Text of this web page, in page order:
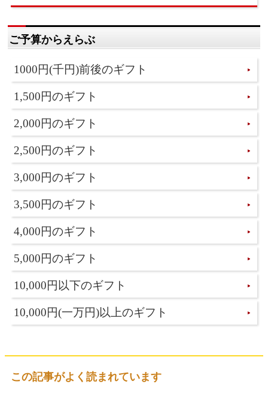
ご予算からえらぶ
1000円(千円)前後のギフト
1,500円のギフト
2,000円のギフト
2,500円のギフト
3,000円のギフト
3,500円のギフト
4,000円のギフト
5,000円のギフト
10,000円以下のギフト
10,000円(一万円)以上のギフト
この記事がよく読まれています